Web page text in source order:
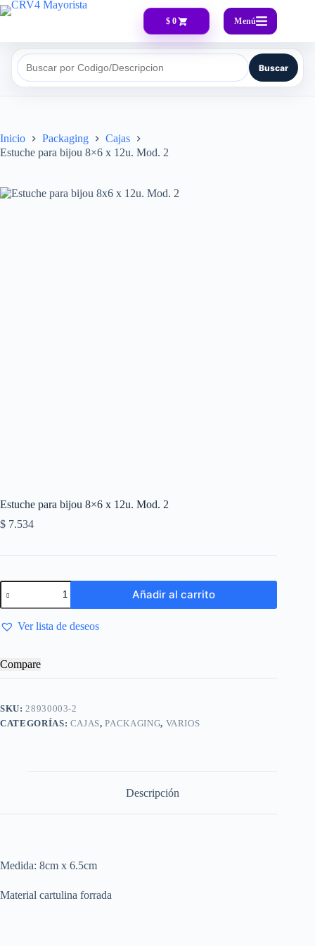
$ 0 Menú
Buscar por Codigo/Descripcion Buscar
Inicio Packaging
Cajas
Estuche para bijou 8×6 x 12u. Mod. 2
Estuche para bijou 8×6 x 12u. Mod. 2
$ 7.534
Añadir al carrito
Ver lista de deseos
Compare
SKU: 28930003-2
CATEGORÍAS: CAJAS,PACKAGING, VARIOS
Descripción
Medida: 8cm x 6.5cm
Material cartulina forrada